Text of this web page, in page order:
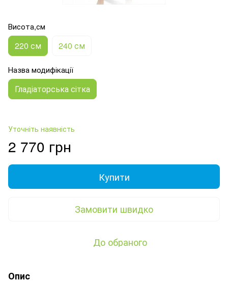
Висота,см
220 см 240 см
Назва модифікації
Гладіаторська сітка
Уточніть наявність
2 770 грн
Купити
Замовити швидко
До обраного
Опис